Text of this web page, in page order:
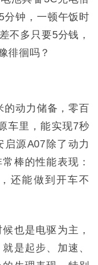
分钟，一顿午饭时
不多只要5分钱，
徘徊吗？
的动力储备，零百
车里，能实现7秒
源A07除了动力
棒的性能表现：
还能做到开车不
也是电驱为主，
是起步、加速、